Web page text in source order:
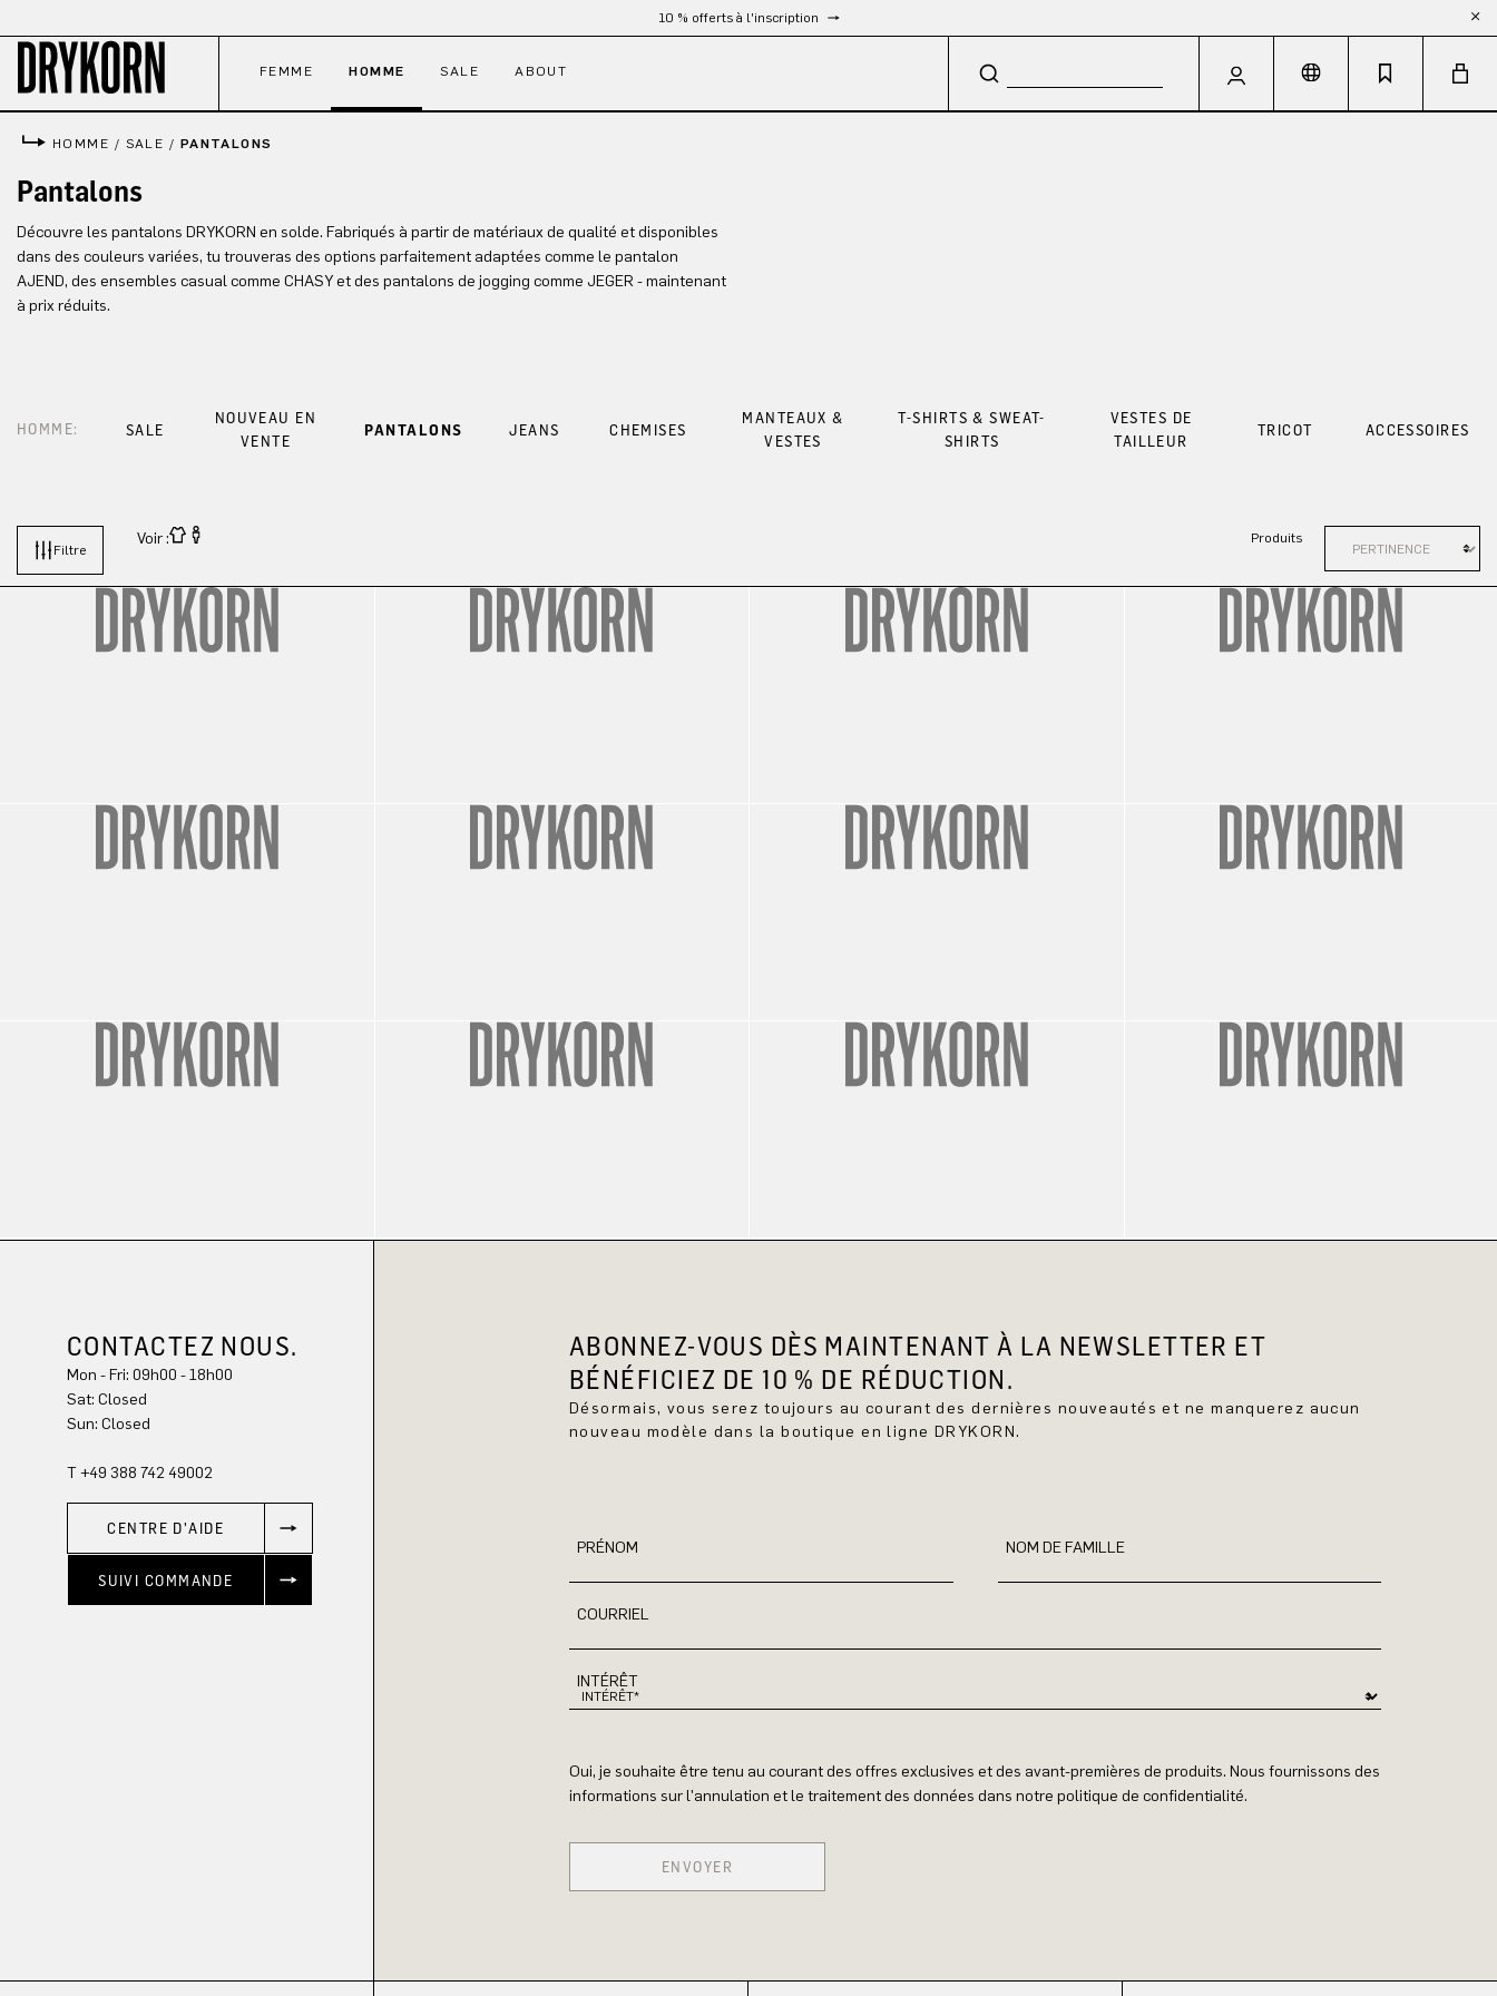
10 % offerts à l'inscription
FEMME HOMME SALE ABOUT
HOMME / SALE / PANTALONS
Pantalons
Découvre les pantalons DRYKORN en solde. Fabriqués à partir de matériaux de qualité et disponibles
dans des couleurs variées, tu trouveras des options parfaitement adaptées comme le pantalon
AJEND, des ensembles casual comme CHASY et des pantalons de jogging comme JEGER - maintenant
à prix réduits.
HOMME: SALE
NOUVEAU EN
VENTE
PANTALONS JEANS CHEMISES
MANTEAUX &
VESTES
T-SHIRTS & SWEAT-
SHIRTS
VESTES DE
TAILLEUR
TRICOT ACCESSOIRES
Filtre
Voir : Produits
CONTACTEZ NOUS.
Mon - Fri: 09h00 - 18h00
Sun: Closed
T +49 388 742 49002
CENTRE D'AIDE
SUIVI COMMANDE
ABONNEZ-VOUS DÈS MAINTENANT À LA NEWSLETTER ET
BÉNÉFICIEZ DE 10 % DE RÉDUCTION.
Désormais, vous serez toujours au courant des dernières nouveautés et ne manquerez aucun
nouveau modèle dans la boutique en ligne DRYKORN.
PRÉNOM NOM DE FAMILLE
COURRIEL
INTÉRÊT
Oui, je souhaite être tenu au courant des offres exclusives et des avant-premières de produits. Nous fournissons des
informations sur l'annulation et le traitement des données dans notre politique de confidentialité.
ENVOYER